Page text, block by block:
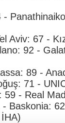
-
Aviv: 67 -
92 -
89 -
71 -
59 - Real
Baskonia: 62